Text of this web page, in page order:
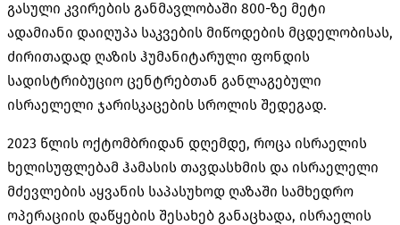
გასული კვირების განმავლობაში 800-ზე მეტი
ადამიანი დაიღუპა საკვების მიწოდების მცდელობისას,
ძირითადად ღაზის ჰუმანიტარული ფონდის
სადისტრიბუციო ცენტრებთან განლაგებული
ისრაელელი ჯარისკაცების სროლის შედეგად.
2023 წლის ოქტომბრიდან დღემდე, როცა ისრაელის
ხელისუფლებამ ჰამასის თავდასხმის და ისრაელელი
მძევლების აყვანის საპასუხოდ ღაზაში სამხედრო
ოპერაციის დაწყების შესახებ განაცხადა, ისრაელის